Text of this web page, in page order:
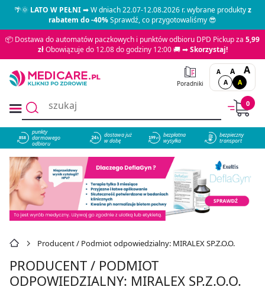
🌴🌞LATO W PEŁNI➡ W dniach 22.07-12.08.2026 r. wybrane produktyz
rabatem do -40%Sprawdź, co przygotowaliśmy 😎
📦 Dostawa do automatów paczkowych i punktów odbioru DPD Pickup za 5,99
złObowiązuje do 12.08 do godziny 12:00 🚚 ➡Skorzystaj!
Poradniki
A A A
A A
0
858
punkty
darmowego
odbioru
dostawa już
w dobę
bezpłatna
wysyłka
bezpieczny
transport
Producent / Podmiot odpowiedzialny: MIRALEX SP.Z.O.O.
PRODUCENT / PODMIOT
ODPOWIEDZIALNY: MIRALEX SP.Z.O.O.